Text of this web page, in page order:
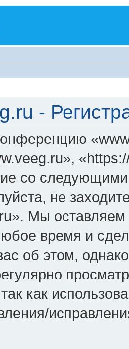
-
со
не
Мы оставляем
время и
об этом,
как